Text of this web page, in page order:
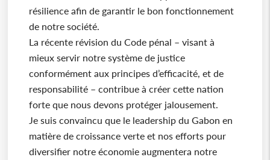
résilience afin de garantir le bon fonctionnement
de notre société.
La récente révision du Code pénal – visant à
mieux servir notre système de justice
conformément aux principes d’efficacité, et de
responsabilité – contribue à créer cette nation
forte que nous devons protéger jalousement.
Je suis convaincu que le leadership du Gabon en
matière de croissance verte et nos efforts pour
diversifier notre économie augmentera notre